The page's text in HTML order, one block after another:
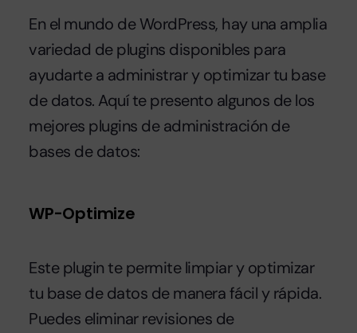
En el mundo de WordPress, hay una amplia
variedad de plugins disponibles para
ayudarte a administrar y optimizar tu base
de datos. Aquí te presento algunos de los
mejores plugins de administración de
bases de datos:
WP-Optimize
Este plugin te permite limpiar y optimizar
tu base de datos de manera fácil y rápida.
Puedes eliminar revisiones de